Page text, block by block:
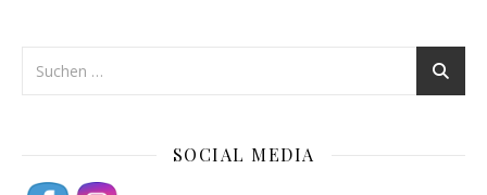
SOCIAL MEDIA